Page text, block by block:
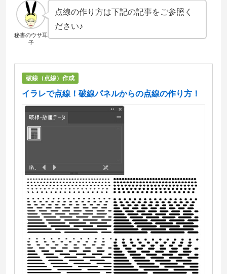
秘書のウサ耳
子
点線の作り方は下記の記事をご参照く
ださい♪
破線（点線）作成
イラレで点線！破線パネルからの点線の作り方！